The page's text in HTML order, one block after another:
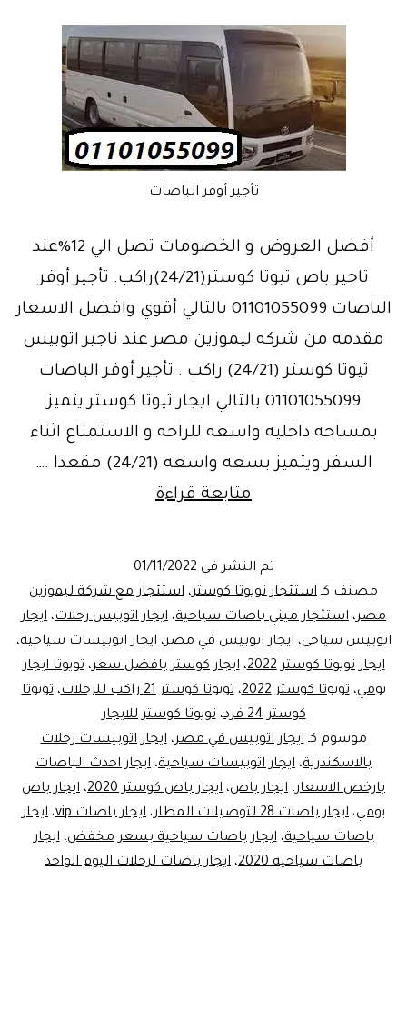
تأجير أوفر الباصات
أفضل العروض و الخصومات تصل الي 12%عند
تاجير باص تيوتا كوستر(24/21)راكب. تأجير أوفر
الباصات 01101055099 بالتالي أقوي وافضل الاسعار
مقدمه من شركه ليموزين مصر عند تاجير اتوبيس
تيوتا كوستر (24/21) راكب . تأجير أوفر الباصات
01101055099 بالتالي ايجار تيوتا كوستر يتميز
بمساحه داخليه واسعه للراحه و الاستمتاع اثناء
السفر ويتميز بسعه واسعه (24/21) مقعدا .…
متابعة قراءة
تصل
الي
12%علي
باص
تيوتا
كوستر
تم النشر في 01/11/2022
مصنف كـ استئجار تويوتا كوستر، استئجار مع شركة ليموزين
مصر، استئجار ميني باصات سياحية، ايجار اتوبيس رحلات، ايجار
اتوبيس سياحى،ايجار اتوبيس في مصر،ايجار اتوبيسات سياحية،
ايجار تويوتا كوستر 2022
،ايجار كوستر بافضل سعر،تويوتا ايجار
يومي،تويوتا كوستر 2022 ،تويوتا كوستر 21 راكب للرحلات ،تويوتا
كوستر 24 فرد
،تويوتا كوستر للايجار
موسوم كـايجار اتوبيس في مصر،ايجار اتوبيسات رحلات
بالاسكندرية، ايجار اتوبيسات سياحية، ايجار احدث الباصات
بارخص الاسعار، ايجار باص، ايجار باص كوستر 2020 ، ايجار باص
يومي، ايجار باصات 28 لتوصيلات المطار ، ايجار باصات vip ، ايجار
باصات سياحية،ايجار باصات سياحية بسعر مخفض،ايجار
باصات سياحيه 2020
، ايجار باصات لرحلات اليوم الواحد